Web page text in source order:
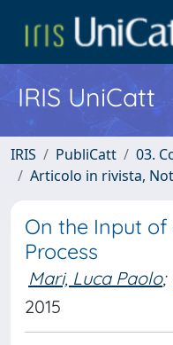
IRIS UniCatt
IRIS PubliCatt
03.
Articolo in rivista,
On the Input
Process
Mari, Luca Paolo;
2015